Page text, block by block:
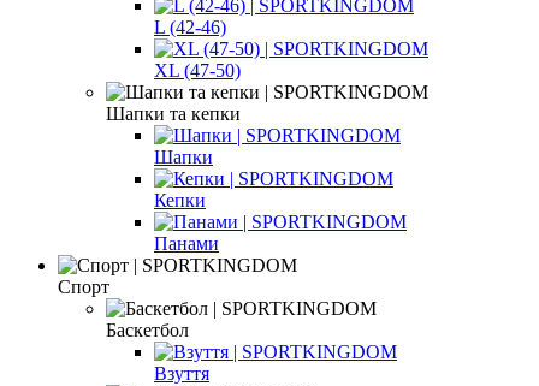
L (42-46)
XL (47-50)
Шапки та кепки
Шапки
Кепки
Панами
Спорт
Баскетбол
Взуття